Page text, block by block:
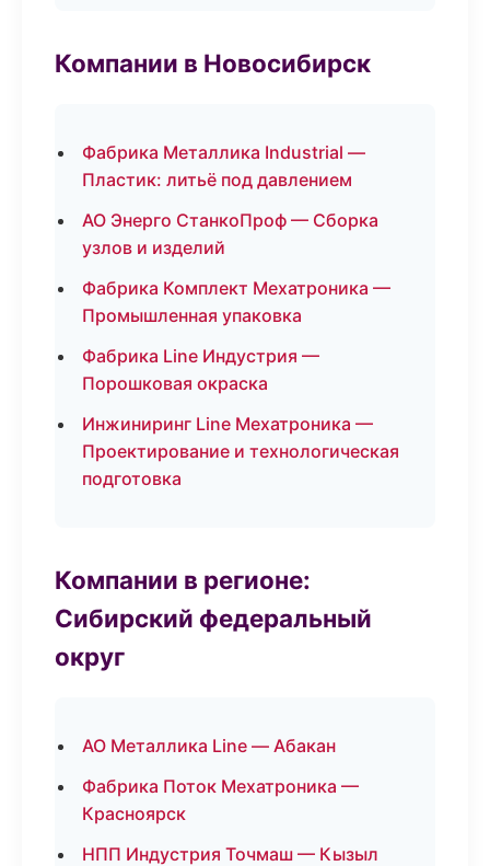
Компании в Новосибирск
Фабрика Металлика Industrial —
Пластик: литьё под давлением
АО Энерго СтанкоПроф — Сборка
узлов и изделий
Фабрика Комплект Мехатроника —
Промышленная упаковка
Фабрика Line Индустрия —
Порошковая окраска
Инжиниринг Line Мехатроника —
Проектирование и технологическая
подготовка
Компании в регионе:
Сибирский федеральный
округ
АО Металлика Line — Абакан
Фабрика Поток Мехатроника —
Красноярск
НПП Индустрия Точмаш — Кызыл